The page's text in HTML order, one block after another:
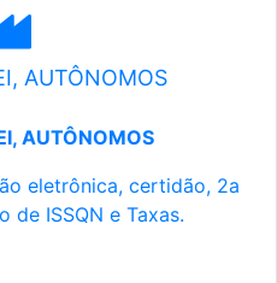
AUTÔNOMOS
AUTÔNOMOS
eletrônica, certidão, 2a
de ISSQN e Taxas.